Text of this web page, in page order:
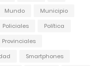
Mundo
Municipio
Policiales
Política
Provinciales
Smartphones